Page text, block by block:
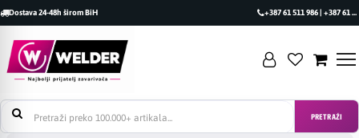
Dostava 24-48h širom BiH +387 61 511 986 | +387 61 493 470
PRETRAŽI